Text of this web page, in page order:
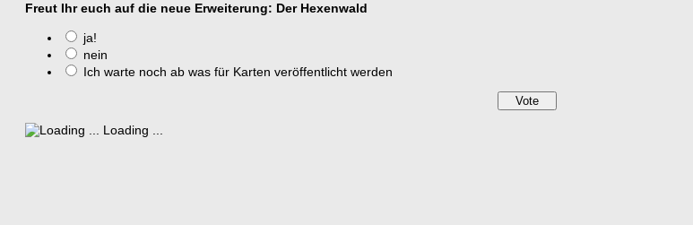
Freut Ihr euch auf die neue Erweiterung: Der Hexenwald
ja!
nein
Ich warte noch ab was für Karten veröffentlicht werden
Loading ...